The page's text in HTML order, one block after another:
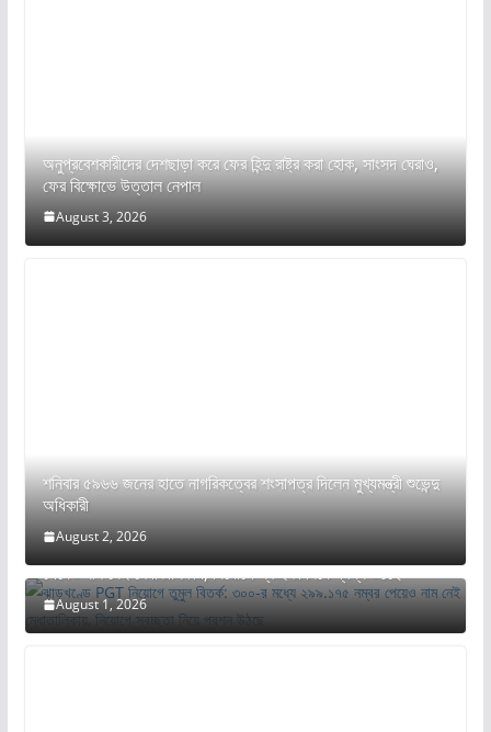
অনুপ্রবেশকারীদের দেশছাড়া করে ফের হিন্দু রাষ্ট্র করা হোক, সাংসদ ঘেরাও,
ফের বিক্ষোভে উত্তাল নেপাল
August 3, 2026
শনিবার ৫৯৬৬ জনের হাতে নাগরিকত্বের শংসাপত্র দিলেন মুখ্যমন্ত্রী শুভেন্দু
অধিকারী
August 2, 2026
ঝাড়খণ্ডে PGT নিয়োগে তুমুল বিতর্ক: ৩০০-র মধ্যে ২৯৯.১৭৫ নম্বর
পেয়েও নাম নেই মেধাতালিকায়, নিয়োগে স্বচ্ছতা নিয়ে প্রশ্ন উঠছে
August 1, 2026